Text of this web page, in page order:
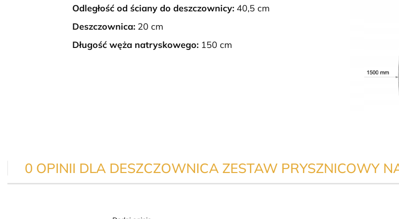
Odległość od ściany do deszczownicy: 40,5 cm
Deszczownica: 20 cm
Długość węża natryskowego: 150 cm
0 OPINII DLA DESZCZOWNICA ZESTAW PRYSZNICOWY